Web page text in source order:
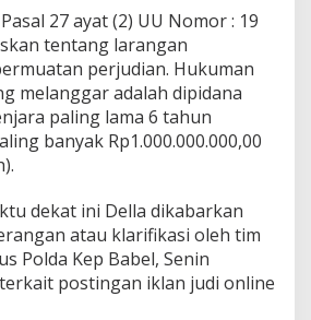
27 ayat (2) UU Nomor : 19
tentang larangan
perjudian. Hukuman
melanggar adalah dipidana
paling lama 6 tahun
banyak Rp1.000.000.000,00
dekat ini Della dikabarkan
atau klarifikasi oleh tim
Polda Kep Babel, Senin
postingan iklan judi online